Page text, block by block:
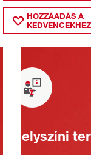
HOZZÁADÁS A
KEDVENCEKHEZ
Helyszíni